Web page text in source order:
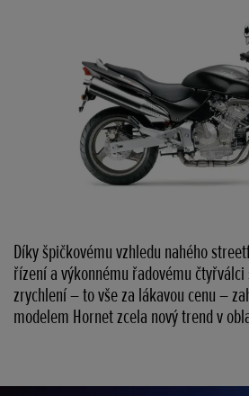
Díky špičkovému vzhledu nahého
řízení a výkonnému řadovému
zrychlení – to vše za lákavou cenu –
modelem Hornet zcela nový trend v